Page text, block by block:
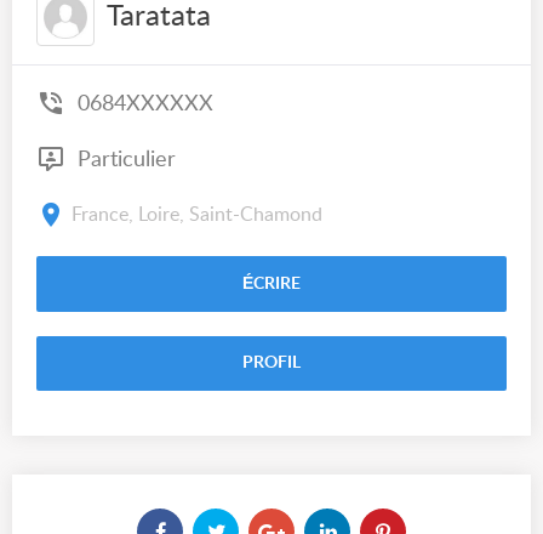
Taratata
0684XXXXXX
Particulier
France, Loire, Saint-Chamond
ÉCRIRE
PROFIL